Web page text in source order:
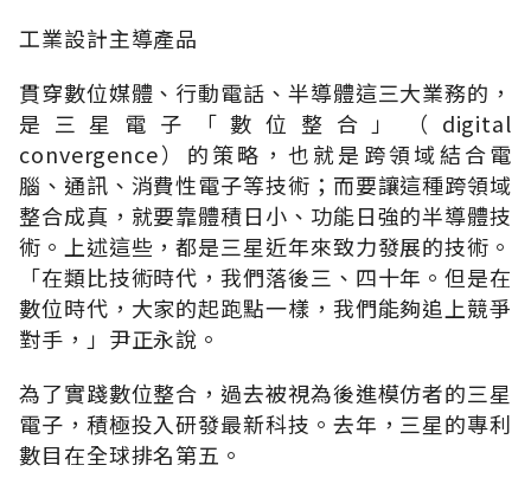
工業設計主導產品
貫穿數位媒體、行動電話、半導體這三大業務的，
是三星電子「數位整合」（digital
convergence）的策略，也就是跨領域結合電
腦、通訊、消費性電子等技術；而要讓這種跨領域
整合成真，就要靠體積日小、功能日強的半導體技
術。上述這些，都是三星近年來致力發展的技術。
「在類比技術時代，我們落後三、四十年。但是在
數位時代，大家的起跑點一樣，我們能夠追上競爭
對手，」尹正永說。
為了實踐數位整合，過去被視為後進模仿者的三星
電子，積極投入研發最新科技。去年，三星的專利
數目在全球排名第五。